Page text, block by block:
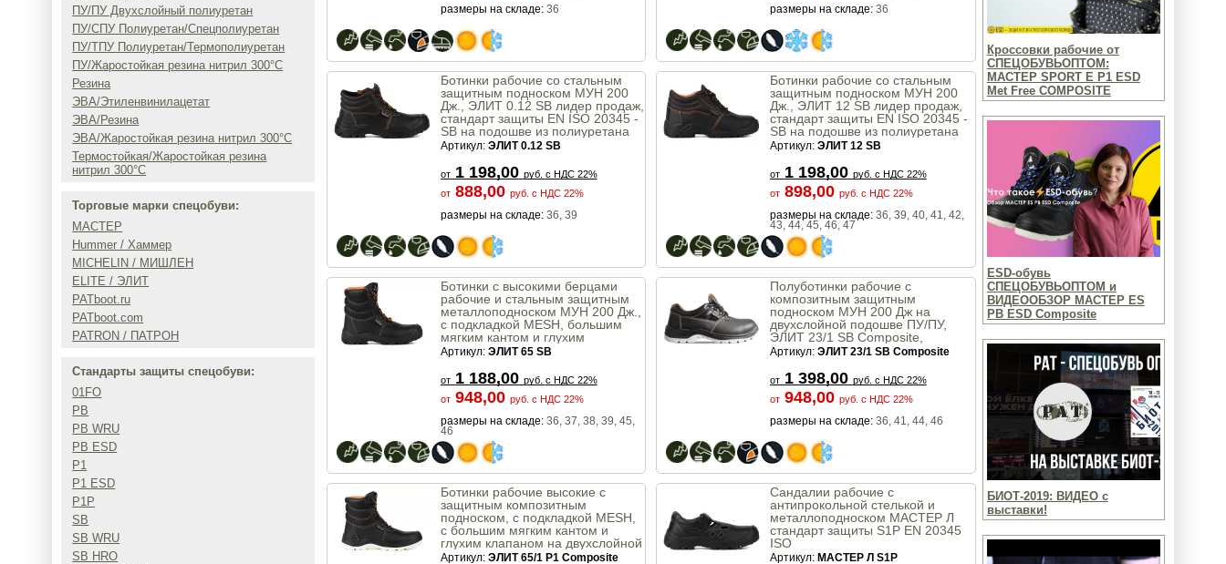
ПУ/ПУ Двухслойный полиуретан
ПУ/СПУ Полиуретан/Спецполиуретан
ПУ/ТПУ Полиуретан/Термополиуретан
ПУ/Жаростойкая резина нитрил 300°C
Резина
ЭВА/Этиленвинилацетат
ЭВА/Резина
ЭВА/Жаростойкая резина нитрил 300°C
Термостойкая/Жаростойкая резина
нитрил 300°C
Торговые марки спецобуви:
МАСТЕР
Hummer / Хаммер
MICHELIN / МИШЛЕН
ELITE / ЭЛИТ
PATboot.ru
PATboot.com
PATRON / ПАТРОН
Стандарты защиты спецобуви:
01FO
PB
PB WRU
PB ESD
P1
P1 ESD
P1P
SB
SB WRU
SB HRO
Кроссовки рабочие от
СПЕЦОБУВЬОПТОМ:
МАСТЕР SPORT E P1 ESD
Met Free COMPOSITE
ESD-обувь
СПЕЦОБУВЬОПТОМ и
ВИДЕООБЗОР MACTEP ES
PB ESD Composite
БИОТ-2019: ВИДЕО с
выставки!
размеры на складе:36
размеры на складе:36
Ботинки рабочие со стальным
защитным подноском МУН 200
Дж., ЭЛИТ 0.12 SB лидер продаж,
стандарт защиты EN ISO 20345 -
SB на подошве из полиуретана
МБС, КЩС
Артикул: ЭЛИТ 0.12 SB
от 1 198,00 руб. с НДС 22%
от 888,00 руб. с НДС 22%
размеры на складе:36, 39
Ботинки рабочие со стальным
защитным подноском МУН 200
Дж., ЭЛИТ 12 SB лидер продаж,
стандарт защиты EN ISO 20345 -
SB на подошве из полиуретана
МБС, КЩС
Артикул: ЭЛИТ 12 SB
от 1 198,00 руб. с НДС 22%
от 898,00 руб. с НДС 22%
размеры на складе:36, 39, 40, 41, 42,
43, 44, 45, 46, 47
Ботинки с высокими берцами
рабочие и стальным защитным
металлоподноском МУН 200 Дж.,
с подкладкой MESH, большим
мягким кантом и глухим
клапаном ЭЛИТ 65 SB Витязь,
Артикул: ЭЛИТ 65 SB
от 1 188,00 руб. с НДС 22%
от 948,00 руб. с НДС 22%
размеры на складе:36, 37, 38, 39, 45,
46
Полуботинки рабочие с
композитным защитным
подноском МУН 200 Дж на
двухслойной подошве ПУ/ПУ,
ЭЛИТ 23/1 SB Composite,
стандарт защиты SB Euronorm
Артикул: ЭЛИТ 23/1 SB Composite
от 1 398,00 руб. с НДС 22%
от 948,00 руб. с НДС 22%
размеры на складе:36, 41, 44, 46
Ботинки рабочие высокие с
защитным композитным
подноском, с подкладкой MESH,
с большим мягким кантом и
глухим клапаном на двухслойной
подошве ПУ/ПУ, ЭЛИТ 65/1 P1
Артикул: ЭЛИТ 65/1 P1 Composite
Сандалии рабочие с
антипрокольной стелькой и
металлоподноском МАСТЕР Л
стандарт защиты S1P EN 20345
ISO
Артикул: МАСТЕР Л S1P